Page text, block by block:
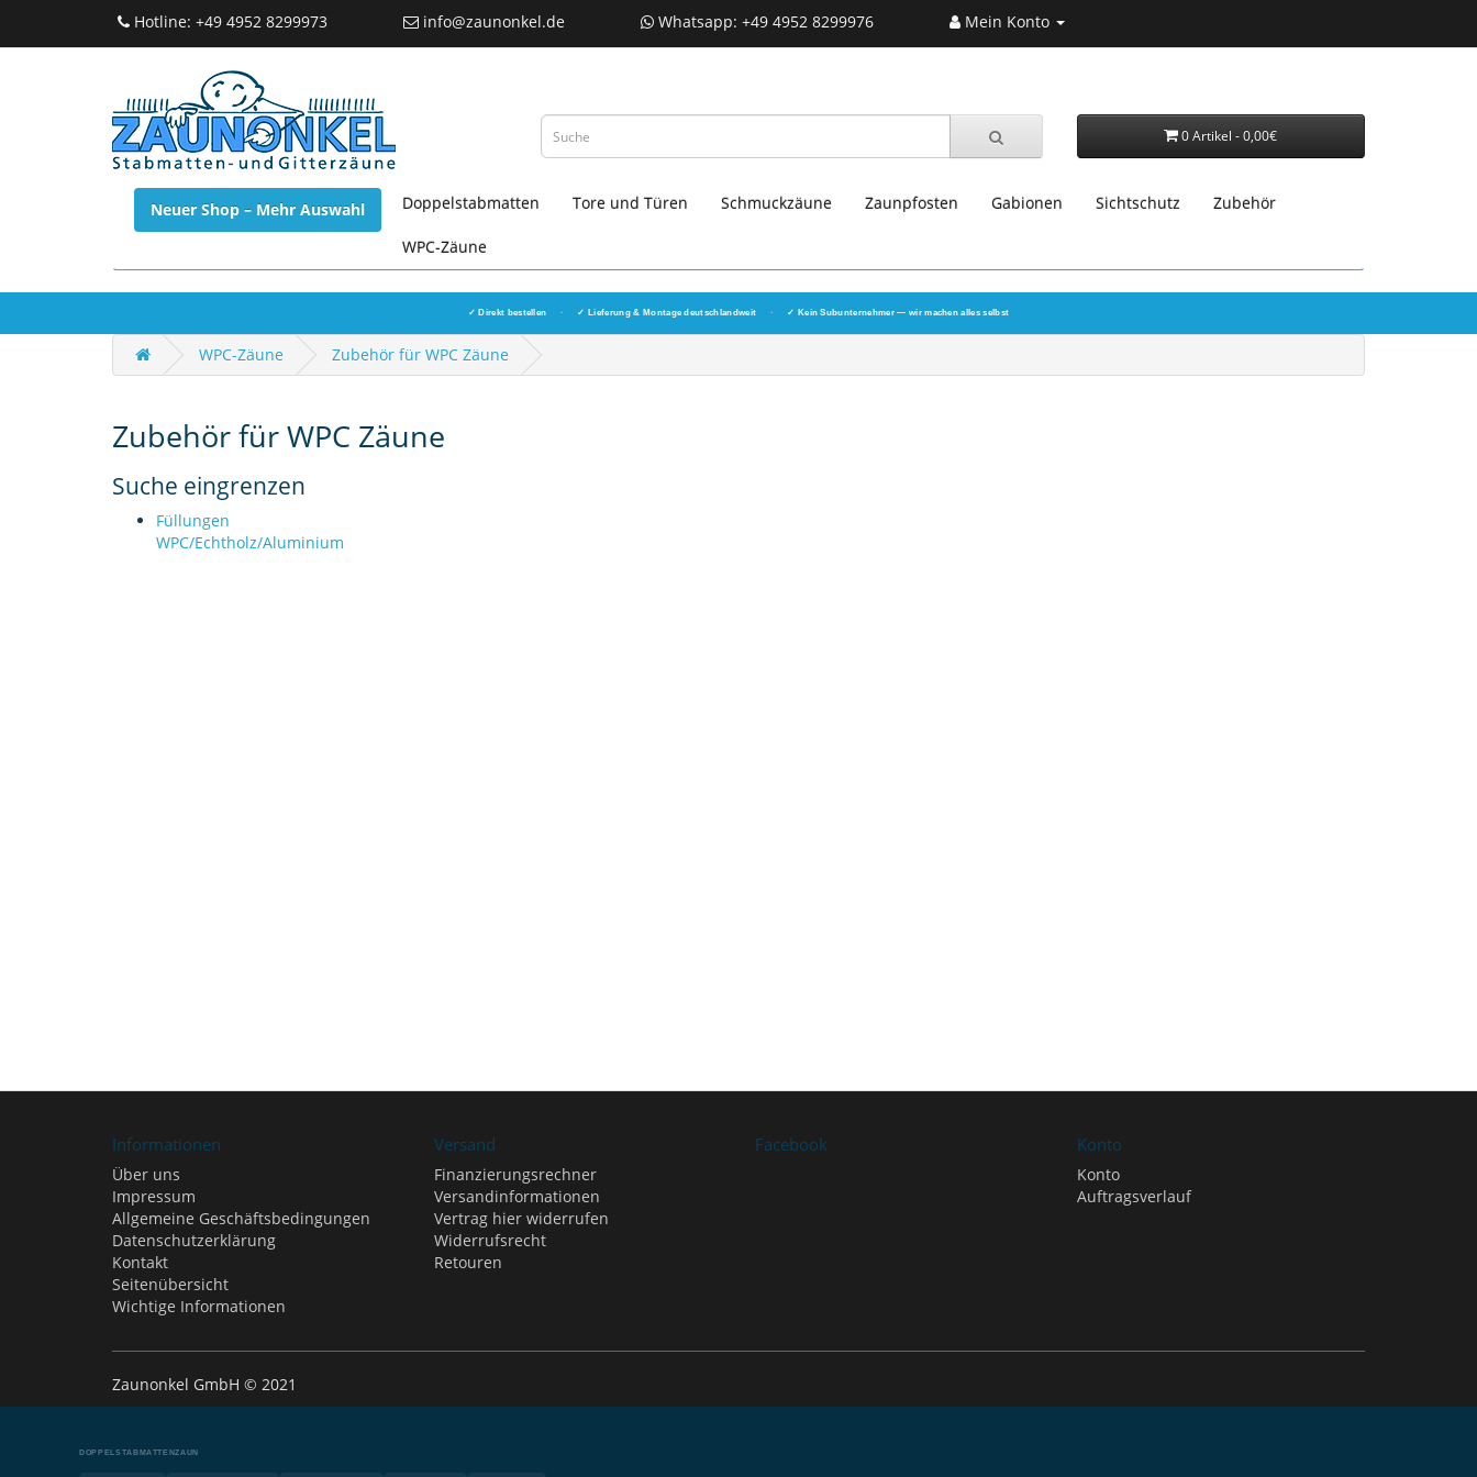
Hotline: +49 4952 8299973 info@zaunonkel.de Whatsapp: +49 4952 8299976 Mein Konto
0 Artikel - 0,00€
Neuer Shop – Mehr Auswahl Doppelstabmatten Tore und Türen Schmuckzäune Zaunpfosten Gabionen Sichtschutz Zubehör
WPC-Zäune
✓ Direkt bestellen · ✓ Lieferung & Montage deutschlandweit · ✓ Kein Subunternehmer — wir machen alles selbst
WPC-Zäune Zubehör für WPC Zäune
Zubehör für WPC Zäune
Suche eingrenzen
Füllungen
WPC/Echtholz/Aluminium
Informationen
Über uns
Impressum
Allgemeine Geschäftsbedingungen
Datenschutzerklärung
Kontakt
Seitenübersicht
Wichtige Informationen
Versand
Finanzierungsrechner
Versandinformationen
Vertrag hier widerrufen
Widerrufsrecht
Retouren
Facebook Konto
Konto
Auftragsverlauf
Zaunonkel GmbH © 2021
DOPPELSTABMATTENZAUN